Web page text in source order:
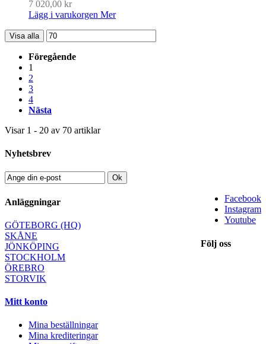
7 020,00 kr
Lägg i varukorgen Mer
Visa alla
Föregående
1
2
3
4
Nästa
Visar 1 - 20 av 70 artiklar
Nyhetsbrev
Ok
Facebook
Instagram
Youtube
Följ oss
Anläggningar
GÖTEBORG (HQ)
SKÅNE
JÖNKÖPING
STOCKHOLM
ÖREBRO
STORVIK
Mitt konto
Mina beställningar
Mina krediteringar